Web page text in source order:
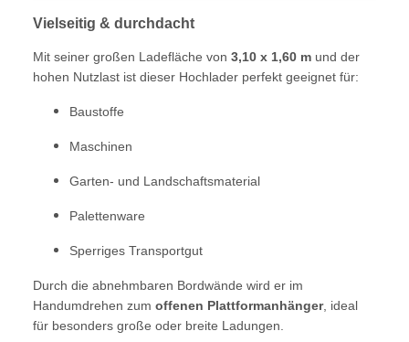
Vielseitig & durchdacht
Mit seiner großen Ladefläche von 3,10 x 1,60 m und der
hohen Nutzlast ist dieser Hochlader perfekt geeignet für:
Baustoffe
Maschinen
Garten- und Landschaftsmaterial
Palettenware
Sperriges Transportgut
Durch die abnehmbaren Bordwände wird er im
Handumdrehen zum offenen Plattformanhänger, ideal
für besonders große oder breite Ladungen.